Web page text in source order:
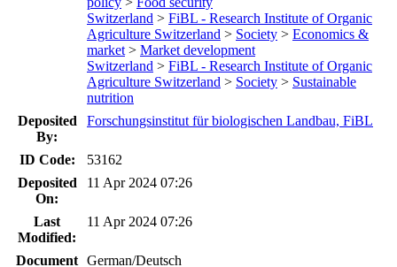
Switzerland > FiBL - Research Institute of Organic
Agriculture Switzerland > Society > Economics &
market > Market development
Switzerland > FiBL - Research Institute of Organic
Agriculture Switzerland > Society > Sustainable
nutrition
Deposited
By:
Forschungsinstitut für biologischen Landbau, FiBL
ID Code:
53162
Deposited
On:
11 Apr 2024 07:26
Last
Modified:
11 Apr 2024 07:26
Document German/Deutsch